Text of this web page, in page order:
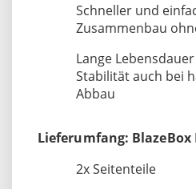
Schneller und
Zusammenbau
Lange
Stabilität auch bei
Abbau
Lieferumfang: BlazeBox
2x Seitenteile